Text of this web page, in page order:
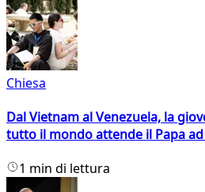
Chiesa
Dal Vietnam al Venezuela, la
tutto il mondo attende il Papa ad
1 min di lettura